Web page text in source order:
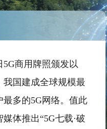
5G商用牌照颁发以
国建成全球规模最
多的5G网络。值此
体推出“5G七载·破